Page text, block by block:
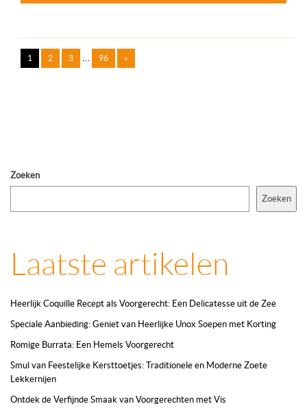
1 2 3 96 »
Zoeken
Zoeken
Laatste artikelen
Heerlijk Coquille Recept als Voorgerecht: Een Delicatesse uit de Zee
Speciale Aanbieding: Geniet van Heerlijke Unox Soepen met Korting
Romige Burrata: Een Hemels Voorgerecht
Smul van Feestelijke Kersttoetjes: Traditionele en Moderne Zoete
Lekkernijen
Ontdek de Verfijnde Smaak van Voorgerechten met Vis